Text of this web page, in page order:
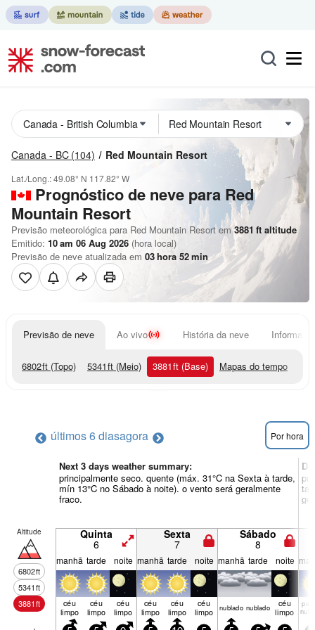
Canada - BC (104) Red Mountain Resort
Lat./Long.:49.08° N 117.82° W
Prognóstico de neve para Red
Mountain Resort
Previsão meteorológica para Red Mountain Resort em 3881 ft altitude
Emitido: 10 am 06 Aug 2026 (hora local)
Previsão de neve atualizada em 03hora 52min
Previsão de neve Ao vivo História da neve
6802ft (Topo) 5341ft (Meio) 3881ft (Base) Mapas do tempo
últimos 6 diasagora Por hora
Next 3 days weather summary:
principalmente seco. quente (máx. 31°C na Sexta à tarde,
mín 13°C no Sábado à noite). o vento será geralmente
fraco.
Altitude
6802ft
5341ft
3881ft
Quinta
6
Sexta
7
Sábado
8
manhã tarde noite manhã tarde noite manhã tarde noite
céu
limpo
céu
limpo
céu
limpo
céu
limpo
céu
limpo
céu
limpo nubl­ado nubl­ado céu
limpo